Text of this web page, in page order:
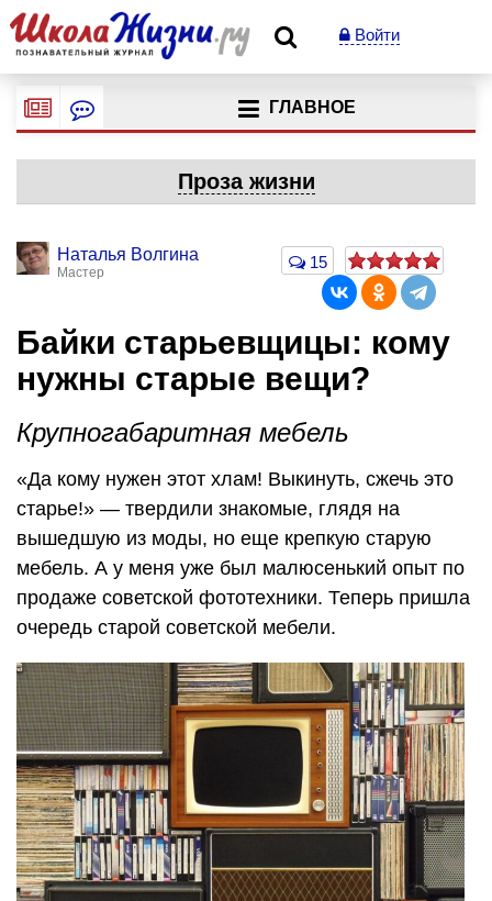
Войти
ГЛАВНОЕ
Проза жизни
Наталья Волгина
Мастер
15
Байки старьевщицы: кому
нужны старые вещи?
Крупногабаритная мебель
«Да кому нужен этот хлам! Выкинуть, сжечь это
старье!» — твердили знакомые, глядя на
вышедшую из моды, но еще крепкую старую
мебель. А у меня уже был малюсенький опыт по
продаже советской фототехники. Теперь пришла
очередь старой советской мебели.